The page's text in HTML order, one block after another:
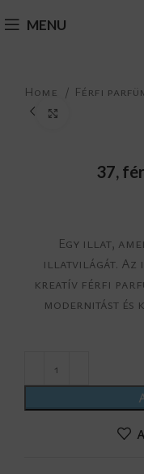
MENU
Home Férfi
37,
Egy illat,
illatvilágát. Az
kreatív férfi
modernitást és